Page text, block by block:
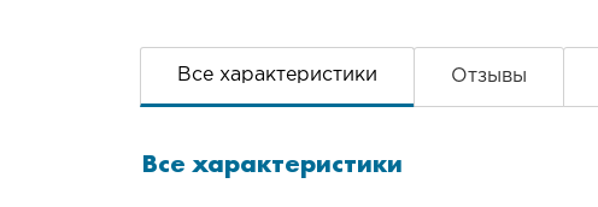
Все характеристики Отзывы
Все характеристики